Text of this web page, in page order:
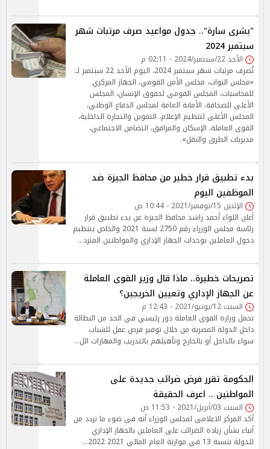
"بشرى سارة".. جدول مواعيد صرف مرتبات شهر
سبتمبر 2024
الأحد 22/سبتمبر/2024 - 02:11 م
تُصرف مرتبات شهر سبتمبر 2024، اليوم الأحد 22 سبتمبر لـ:
«مجلس النواب، مجلس الأمن القومي، الجهاز المركزي
للمحاسبات، المجلس القومي لحقوق الإنسان، المجلس
الأعلى للصحافة، الأمانة العامة لمجلس الدفاع الوطني،
المجلس الأعلى لتنظيم الإعلام، التموين والتجارة الداخلية،
القوى العاملة، الإسكان والمرافق، التضامن الاجتماعي،
مديريات الطرق والنقل».
بدء تطبيق قرار خطير من محافظ الجيزة ضد
الموظفين اليوم
الإثنين 15/نوفمبر/2021 - 10:44 ص
أعلن اللواء أحمد راشد محافظ الجيزة عن بدء تطبيق قرار
رئاسة مجلس الوزراء رقم 2750 لسنة 2021 والخاص بتنظيم
دخول العاملين بوحدات الجهاز الإداري والمواطنين المترد…
تصريحات خطيرة.. ماذا قال وزير القوى العاملة
عن الجهاز الإداري وتعيين الخريجين؟
السبت 12/يونيو/2021 - 12:43 م
تحمل وزارة القوى العاملة دور رئيسي في الحد من البطالة
داخل الدولة المصرية من خلال توفير فرص عمل للشباب
سواء بالداخل أو بالخارج وتأهيلهم بالتدريب والمهارات الل…
الحكومة تقرر فرض ضرائب جديدة على
المواطنين .. اعرف الحقيقة
السبت 03/أبريل/2021 - 11:53 ص
أكد المركز الاعلامى لمجلس الوزراء أنه فى ضوء ما تردد من
أنباء بشأن زيادة الضرائب على العاملين بالجهاز الإداري
للدولة بنسبة 13 في موازنة العام المالي 2021 2022…